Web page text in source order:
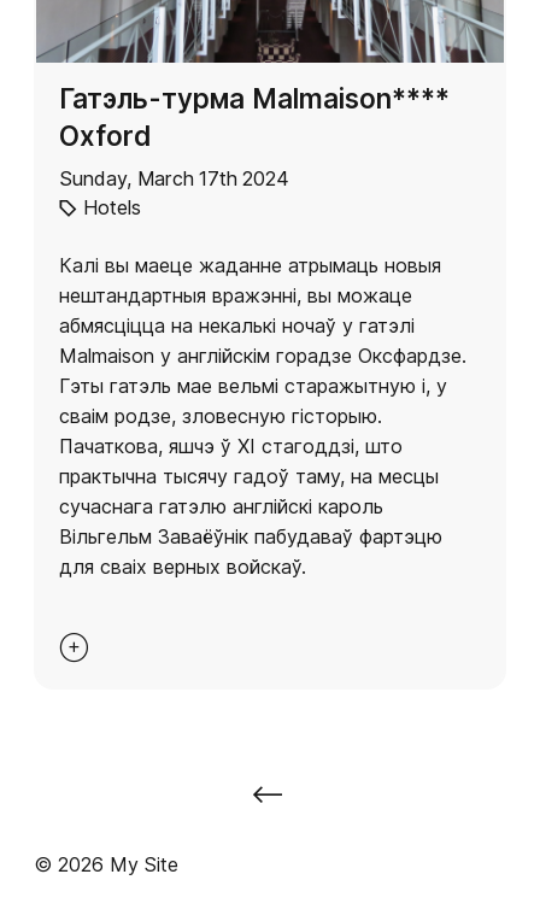
Гатэль-турма Malmaison****
Oxford
Sunday, March 17th 2024
Hotels
Калі вы маеце жаданне атрымаць новыя
нештандартныя вражэнні, вы можаце
абмясціцца на некалькі ночаў у гатэлі
Malmaison у англійскім горадзе Оксфардзе.
Гэты гатэль мае вельмі старажытную і, у
сваім родзе, зловесную гісторыю.
Пачаткова, яшчэ ў XI стагоддзі, што
практычна тысячу гадоў таму, на месцы
сучаснага гатэлю англійскі кароль
Вільгельм Заваёўнік пабудаваў фартэцю
для сваіх верных войскаў.

⟵
© 2026 My Site